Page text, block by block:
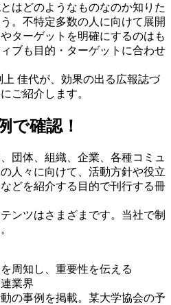
はどのようなものなのか知りた
。不特定多数の人に向けて展開
ターゲットを明確にするのはも
ブも目的・ターゲットに合わせ
佳代が、効果の出る広報誌づ
ご紹介します。
で確認！
団体、組織、企業、各種コミュ
人々に向けて、活動方針や役立
どを紹介する目的で刊行する冊
ンツはさまざまです。当社で制
周知し、重要性を伝える
業界
の事例を掲載。某大学協会の予